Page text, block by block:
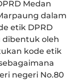
Medan
dalam
etik DPRD
oleh
kode etik
negeri No.80